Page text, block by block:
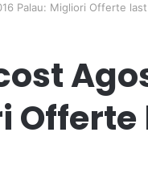
Palau: Migliori Offerte
Offerte